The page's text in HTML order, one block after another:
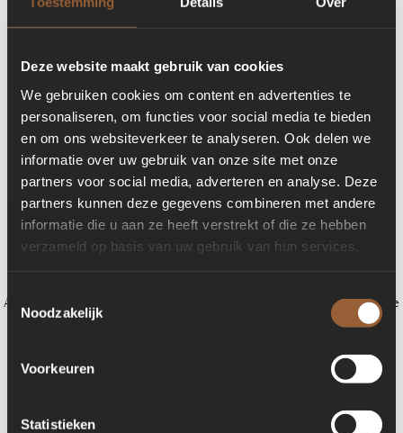
Deze website maakt gebruik van cookies
We gebruiken cookies om content en advertenties te
personaliseren, om functies voor social media te bieden
en om ons websiteverkeer te analyseren. Ook delen we
informatie over uw gebruik van onze site met onze
partners voor social media, adverteren en analyse. Deze
partners kunnen deze gegevens combineren met andere
informatie die u aan ze heeft verstrekt of die ze hebben
verzameld op basis van uw gebruik van hun services.
Toestemmingsselectie
Noodzakelijk
Voorkeuren
Statistieken
Application error: a client-side exception has occurred (see the browser console